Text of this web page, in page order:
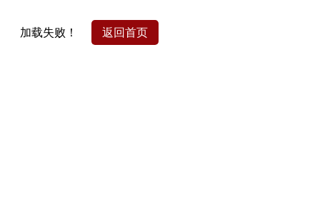
加载失败！ 返回首页